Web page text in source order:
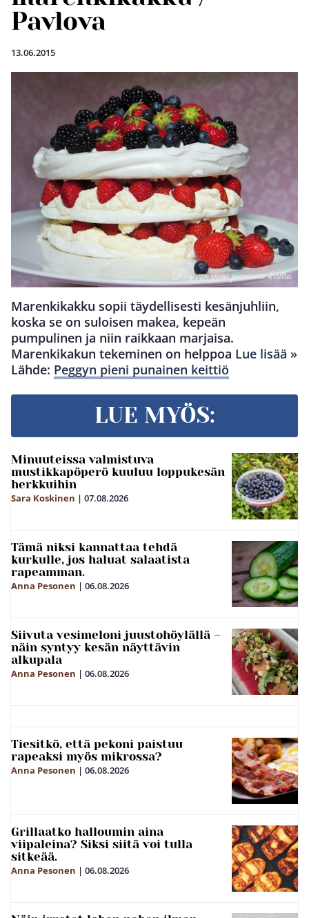
Pavlova
13.06.2015
Marenkikakku sopii täydellisesti kesänjuhliin,
koska se on suloisen makea, kepeän
pumpulinen ja niin raikkaan marjaisa.
Marenkikakun tekeminen on helppoa Lue lisää »
Lähde: Peggyn pieni punainen keittiö
LUE MYÖS:
Minuuteissa valmistuva
mustikkapöperö kuuluu loppukesän
herkkuihin
Sara Koskinen | 07.08.2026
Tämä niksi kannattaa tehdä
kurkulle, jos haluat salaatista
rapeamman.
Anna Pesonen | 06.08.2026
Siivuta vesimeloni juustohöylällä –
näin syntyy kesän näyttävin
alkupala
Anna Pesonen | 06.08.2026
Tiesitkö, että pekoni paistuu
rapeaksi myös mikrossa?
Anna Pesonen | 06.08.2026
Grillaatko halloumin aina
viipaleina? Siksi siitä voi tulla
sitkeää.
Anna Pesonen | 06.08.2026